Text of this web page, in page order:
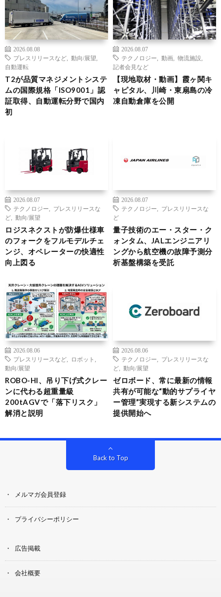
2026.08.08
プレスリリースなど
動向/展望
自動運転
T2が品質マネジメントシステ
ムの国際規格「ISO9001」認
証取得、自動運転分野で国内
初
2026.08.07
テクノロジー
動画 物流施設
記者会見など
【現地取材・動画】霞ヶ関キ
ャピタル、川崎・東扇島の冷
凍自動倉庫を公開
2026.08.07
テクノロジー
プレスリリースな
ど
動向/展望
ロジスネクストが防爆仕様車
のフォークをフルモデルチェ
ンジ、オペレーターの快適性
向上図る
2026.08.07
テクノロジー
プレスリリースな
ど
量子技術のエー・スター・ク
ォンタム、JALエンジニアリ
ングから航空機の故障予測分
析基盤構築を受託
2026.08.06
プレスリリースなど
ロボット
動向/展望
ROBO-HI、吊り下げ式クレー
ンに代わる超重量級
200tAGVで「落下リスク」
解消と説明
2026.08.06
テクノロジー
プレスリリースな
ど
動向/展望
ゼロボード、常に最新の情報
共有が可能な“動的サプライヤ
ー管理”実現する新システムの
提供開始へ
Back to Top
メルマガ会員登録
プライバシーポリシー
広告掲載
会社概要